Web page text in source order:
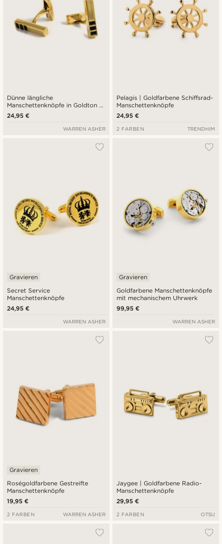
Dünne längliche
Manschettenknöpfe in Goldton &
Schwarz
24,95 €
WARREN ASHER
Pelagis | Goldfarbene Schiffsrad-
Manschettenknöpfe
24,95 €
2 FARBEN TRENDHIM
Secret Service
Manschettenknöpfe
Gravieren
24,95 €
WARREN ASHER
Goldfarbene Manschettenknöpfe
mit mechanischem Uhrwerk
Gravieren
99,95 €
WARREN ASHER
Roségoldfarbene Gestreifte
Manschettenknöpfe
Gravieren
19,95 €
2 FARBEN WARREN ASHER
Jaygee | Goldfarbene Radio-
Manschettenknöpfe
29,95 €
2 FARBEN OTSU